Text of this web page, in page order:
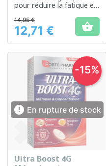
pour réduire la fatigue et
Prix
14,95 €
12,71 € 
 En rupture de stock
Ultra Boost 4G
-15%